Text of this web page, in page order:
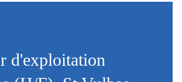
d'exploitation